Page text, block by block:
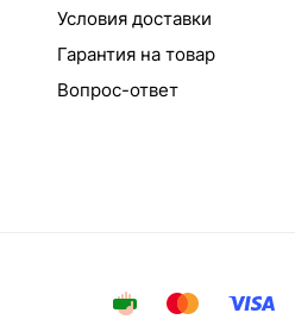
Условия доставки
Гарантия на товар
Вопрос-ответ